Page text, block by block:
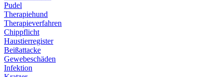
Pudel
Therapiehund
Therapieverfahren
Chippflicht
Haustierregister
Beißattacke
Gewebeschäden
Infektion